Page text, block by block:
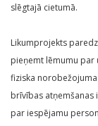
slēgtajā cietumā.
Likumprojekts
pieņemt lēmumu par
fiziska
brīvības
par iespējamu